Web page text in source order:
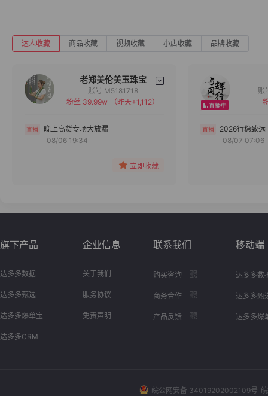
达人收藏 商品收藏 视频收藏 小店收藏 品牌收藏
老郑美伦美玉珠宝
备注
分组
账号 M5181718
粉丝 39.99w
（昨天+1,112）
晚上高货专场大放漏
08/06 19:34
立即收藏
2026行稳致远
08/07 07:06
旗下产品
达多多数据
达多多甄选
达多多爆单宝
达多多CRM
企业信息
关于我们
服务协议
免责声明
联系我们
购买咨询
商务合作
产品反馈
移动端
达多多数
达多多甄
达多多爆
皖公网安备 34019202002109号